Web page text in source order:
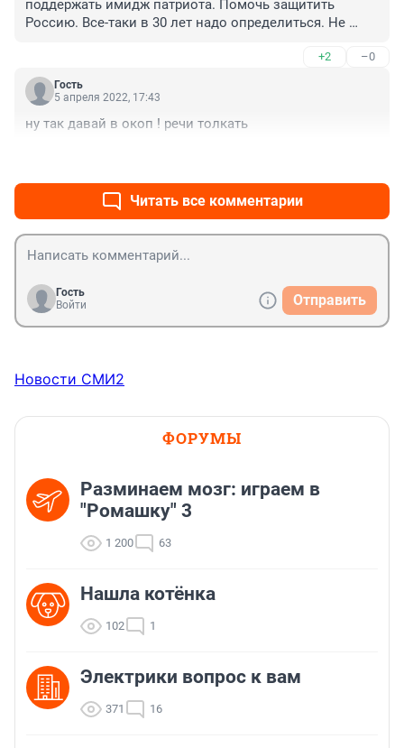
поддержать имидж патриота. Помочь защитить
Россию. Все-таки в 30 лет надо определиться. Не
наверняка в 2009 г. служил дома. Вот у таких гос.
патриотов надо знать с кем их дети, а то придёт
время, народ спросит....
+2 –0
Гость
5 апреля 2022, 17:43
ну так давай в окоп ! речи толкать
Читать все комментарии
Гость
Войти
Отправить
Новости СМИ2
ФОРУМЫ
Разминаем мозг: играем в
"Ромашку" 3
1 200 63
Нашла котёнка
102 1
Электрики вопрос к вам
371 16